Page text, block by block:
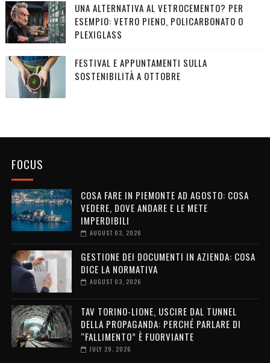
UNA ALTERNATIVA AL VETROCEMENTO? PER
ESEMPIO: VETRO PIENO, POLICARBONATO O
PLEXIGLASS
FESTIVAL E APPUNTAMENTI SULLA
SOSTENIBILITÀ A OTTOBRE
FOCUS
COSA FARE IN PIEMONTE AD AGOSTO: COSA
VEDERE, DOVE ANDARE E LE METE
IMPERDIBILI
AUGUST 03, 2026
GESTIONE DEI DOCUMENTI IN AZIENDA: COSA
DICE LA NORMATIVA
AUGUST 03, 2026
TAV TORINO-LIONE, USCIRE DAL TUNNEL
DELLA PROPAGANDA: PERCHÉ PARLARE DI
“FALLIMENTO” È FUORVIANTE
JULY 29, 2026